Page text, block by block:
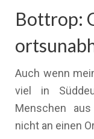
Bottrop:
Auch wenn
viel in
Menschen
nicht an einen